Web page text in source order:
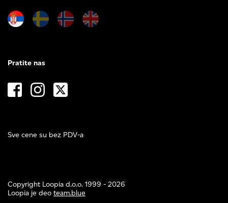
Sve cene su bez PDV-a
Pratite nas
Copyright Loopia d.o.o. 1999 - 2026
Loopia je deo team.blue